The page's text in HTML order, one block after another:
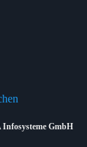
Infosysteme GmbH